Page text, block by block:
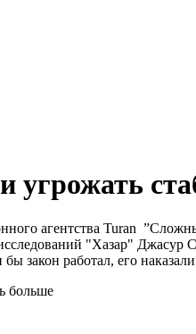
агентства Turan
"Хазар" Джасур
закон работал, его
больше